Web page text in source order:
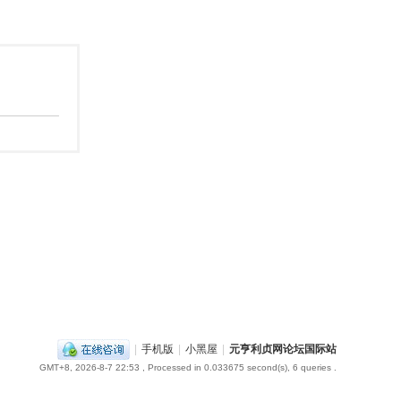
| 手机版 | 小黑屋 | 元亨利贞网论坛国际站
GMT+8, 2026-8-7 22:53 , Processed in 0.033675 second(s), 6 queries .